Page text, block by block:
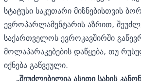
სტატუსი საკუთარი მიზნებისთვის
ევროპარლამენტარის აზრით,
საქართველოს ევროკავშირში
მოლაპარაკებების დაწყება, თუ
იქნება გაწვეული.